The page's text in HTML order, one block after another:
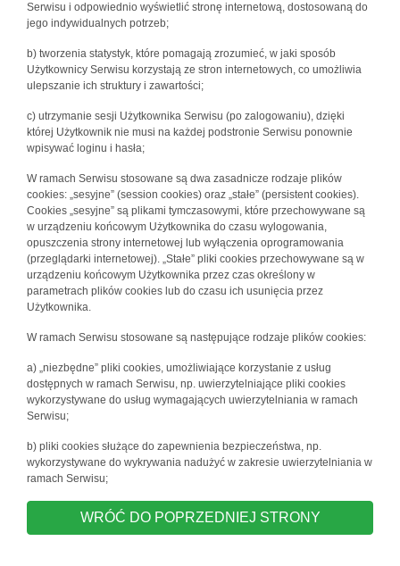
Serwisu i odpowiednio wyświetlić stronę internetową, dostosowaną do
jego indywidualnych potrzeb;
b) tworzenia statystyk, które pomagają zrozumieć, w jaki sposób
Użytkownicy Serwisu korzystają ze stron internetowych, co umożliwia
ulepszanie ich struktury i zawartości;
c) utrzymanie sesji Użytkownika Serwisu (po zalogowaniu), dzięki
której Użytkownik nie musi na każdej podstronie Serwisu ponownie
wpisywać loginu i hasła;
W ramach Serwisu stosowane są dwa zasadnicze rodzaje plików
cookies: „sesyjne” (session cookies) oraz „stałe” (persistent cookies).
Cookies „sesyjne” są plikami tymczasowymi, które przechowywane są
w urządzeniu końcowym Użytkownika do czasu wylogowania,
opuszczenia strony internetowej lub wyłączenia oprogramowania
(przeglądarki internetowej). „Stałe” pliki cookies przechowywane są w
urządzeniu końcowym Użytkownika przez czas określony w
parametrach plików cookies lub do czasu ich usunięcia przez
Użytkownika.
W ramach Serwisu stosowane są następujące rodzaje plików cookies:
a) „niezbędne” pliki cookies, umożliwiające korzystanie z usług
dostępnych w ramach Serwisu, np. uwierzytelniające pliki cookies
wykorzystywane do usług wymagających uwierzytelniania w ramach
Serwisu;
b) pliki cookies służące do zapewnienia bezpieczeństwa, np.
wykorzystywane do wykrywania nadużyć w zakresie uwierzytelniania w
ramach Serwisu;
WRÓĆ DO POPRZEDNIEJ STRONY